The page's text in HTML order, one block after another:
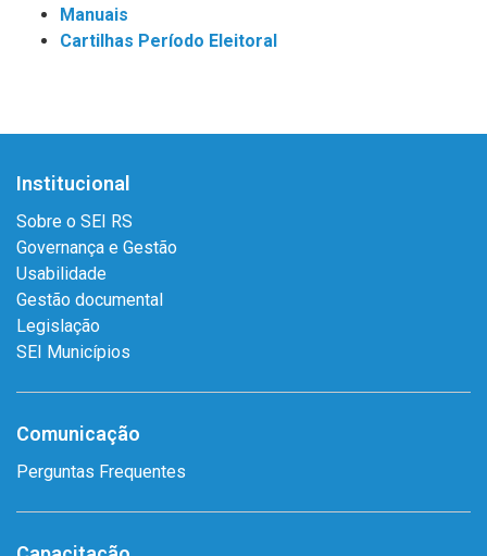
Manuais
Cartilhas Período Eleitoral
Institucional
Sobre o SEI RS
Governança e Gestão
Usabilidade
Gestão documental
Legislação
SEI Municípios
Comunicação
Perguntas Frequentes